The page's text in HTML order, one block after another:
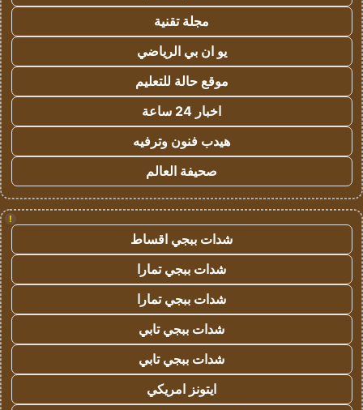
مجلة تقنية
يو ان بي الرياضي
موقع حالة للتعليم
اخبار 24 ساعة
هيدب فنون وترفيه
صحيفة العالم
!
شدات ببجي اقساط
شدات ببجي تمارا
شدات ببجي تمارا
شدات ببجي تابي
شدات ببجي تابي
ايتونز امريكي